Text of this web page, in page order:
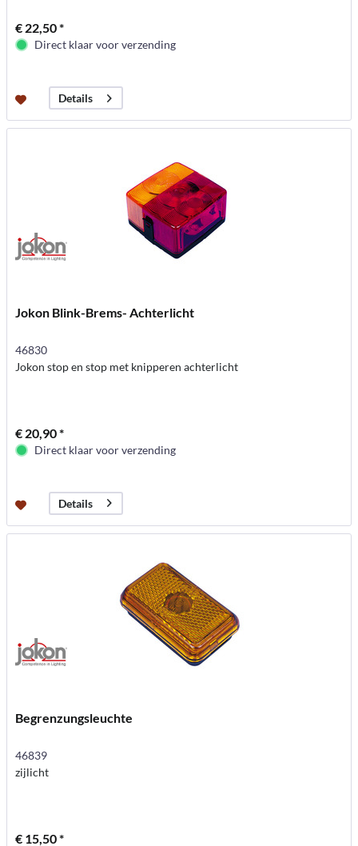
€ 22,50 *
Direct klaar voor verzending
Details
Jokon Blink-Brems- Achterlicht
46830
Jokon stop en stop met knipperen achterlicht
€ 20,90 *
Direct klaar voor verzending
Details
Begrenzungsleuchte
46839
zijlicht
€ 15,50 *